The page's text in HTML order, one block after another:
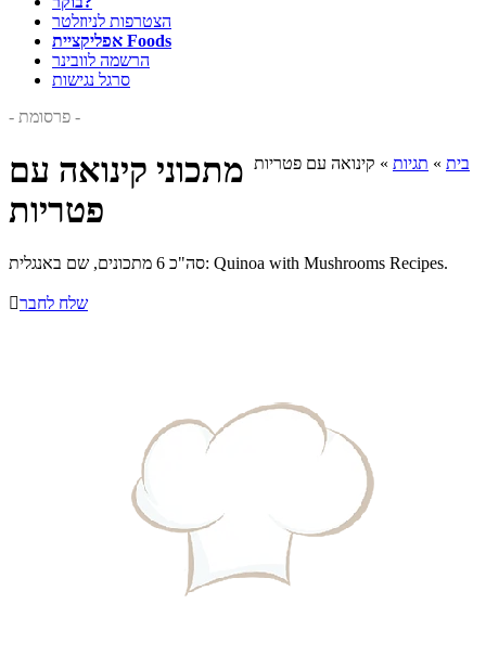
הצטרפות לניוזלטר
אפליקציית Foods
הרשמה לוובינר
סרגל נגישות
- פרסומת -
בית » תגיות » קינואה עם פטריות מתכוני קינואה עם
פטריות
סה"כ 6 מתכונים, שם באנגלית: Quinoa with Mushrooms Recipes.
שלח לחבר